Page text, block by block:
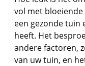
vol met
een gezonde tuin
heeft. Het
andere factoren,
van uw tuin, en